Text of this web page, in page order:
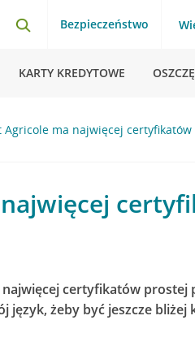
Bezpieczeństwo
KARTY KREDYTOWE
Agricole ma najwięcej
certyfikatów prostej
język, żeby być jeszcze